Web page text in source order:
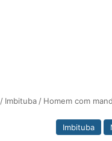
/ Imbituba / Homem com
Imbituba